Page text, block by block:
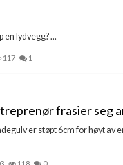
en lydvegg? ...
117 1
frasier seg
er støpt 6cm for høyt